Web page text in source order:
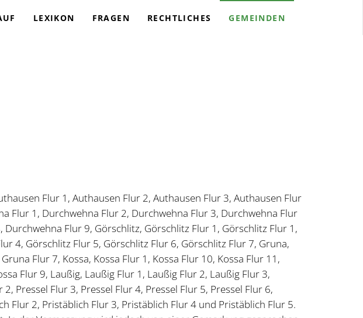
LEXIKON FRAGEN RECHTLICHES GEMEINDEN
Flur 1, Authausen Flur 2, Authausen Flur 3, Authausen Flur
Flur 1, Durchwehna Flur 2, Durchwehna Flur 3, Durchwehna Flur
Flur 9, Görschlitz, Görschlitz Flur 1, Görschlitz Flur 1,
4, Görschlitz Flur 5, Görschlitz Flur 6, Görschlitz Flur 7, Gruna,
Flur 7, Kossa, Kossa Flur 1, Kossa Flur 10, Kossa Flur 11,
Flur 9, Laußig, Laußig Flur 1, Laußig Flur 2, Laußig Flur 3,
Pressel Flur 3, Pressel Flur 4, Pressel Flur 5, Pressel Flur 6,
Flur 2, Pristäblich Flur 3, Pristäblich Flur 4 und Pristäblich Flur 5.